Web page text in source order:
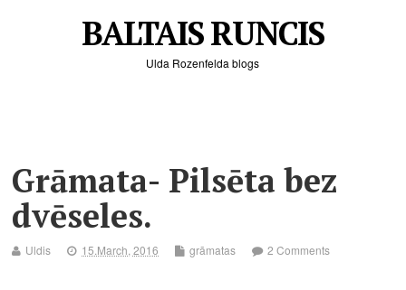
BALTAIS RUNCIS
Ulda Rozenfelda blogs
Grāmata- Pilsēta bez
dvēseles.
Uldis 15.March, 2016 grāmatas 2 Comments